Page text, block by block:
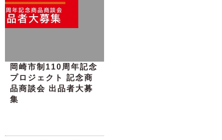
岡崎市制110周年記念
プロジェクト 記念商
品商談会 出品者大募
集